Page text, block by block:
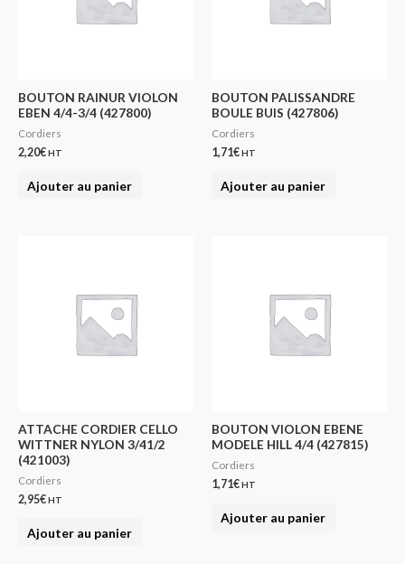
BOUTON RAINUR VIOLON
EBEN 4/4-3/4 (427800)
Cordiers
2,20€HT
Ajouter au panier
BOUTON PALISSANDRE
BOULE BUIS (427806)
Cordiers
1,71€HT
Ajouter au panier
ATTACHE CORDIER CELLO
WITTNER NYLON 3/41/2
(421003)
Cordiers
2,95€HT
Ajouter au panier
BOUTON VIOLON EBENE
MODELE HILL 4/4 (427815)
Cordiers
1,71€HT
Ajouter au panier